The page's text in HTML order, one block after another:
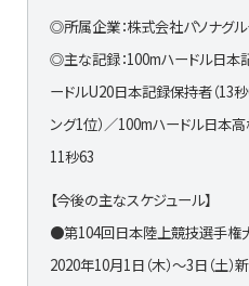
◎所属企業：株式会社パソナグ
◎主な記録：100mハードル日本
ードルU20日本記録保持者（13
ング1位）／100mハードル日本高
11秒63
【今後の主なスケジュール】
●第104回日本陸上競技選手権
2020年10月1日（木）～3日（土）